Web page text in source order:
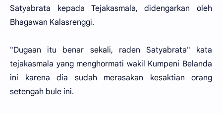
Satyabrata kepada Tejakasmala, didengarkan oleh
Bhagawan Kalasrenggi.
"Dugaan itu benar sekali, raden Satyabrata" kata
tejakasmala yang menghormati wakil Kumpeni Belanda
ini karena dia sudah merasakan kesaktian orang
setengah bule ini.